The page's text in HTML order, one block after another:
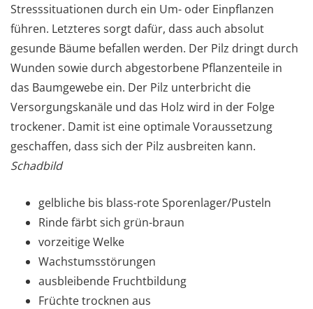
Stresssituationen durch ein Um- oder Einpflanzen
führen. Letzteres sorgt dafür, dass auch absolut
gesunde Bäume befallen werden. Der Pilz dringt durch
Wunden sowie durch abgestorbene Pflanzenteile in
das Baumgewebe ein. Der Pilz unterbricht die
Versorgungskanäle und das Holz wird in der Folge
trockener. Damit ist eine optimale Voraussetzung
geschaffen, dass sich der Pilz ausbreiten kann.
Schadbild
gelbliche bis blass-rote Sporenlager/Pusteln
Rinde färbt sich grün-braun
vorzeitige Welke
Wachstumsstörungen
ausbleibende Fruchtbildung
Früchte trocknen aus